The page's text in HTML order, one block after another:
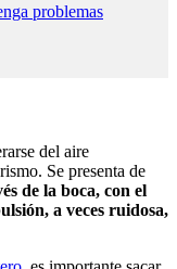
problemas
del aire
Se presenta de
de la boca, con el
a veces ruidosa,